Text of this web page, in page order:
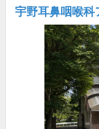
宇野耳鼻咽喉科